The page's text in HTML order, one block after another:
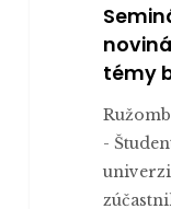
témy
-